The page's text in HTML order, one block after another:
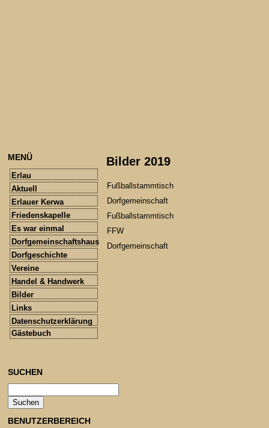
Bilder 2019
Fußballstammtisch
Dorfgemeinschaft
Fußballstammtisch
FFW
Dorfgemeinschaft
MENÜ
Erlau
Aktuell
Erlauer Kerwa
Friedenskapelle
Es war einmal
Dorfgemeinschaftshaus
Dorfgeschichte
Vereine
Handel & Handwerk
Bilder
Links
Datenschutzerklärung
Gästebuch
SUCHEN
BENUTZERBEREICH